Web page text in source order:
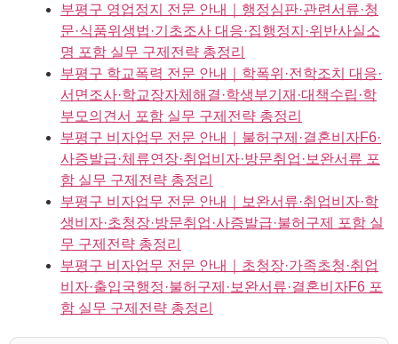
부평구 영업정지 전문 안내｜행정심판·관련서류·청
문·식품위생법·기초조사 대응·집행정지·위반사실소
명 포함 실무 구제전략 총정리
부평구 학교폭력 전문 안내｜학폭위·전학조치 대응·
서면조사·학교장자체해결·학생부기재·대책수립·학
부모의견서 포함 실무 구제전략 총정리
부평구 비자업무 전문 안내｜불허구제·결혼비자F6·
사증발급·체류연장·취업비자·방문취업·보완서류 포
함 실무 구제전략 총정리
부평구 비자업무 전문 안내｜보완서류·취업비자·학
생비자·초청장·방문취업·사증발급·불허구제 포함 실
무 구제전략 총정리
부평구 비자업무 전문 안내｜초청장·가족초청·취업
비자·출입국행정·불허구제·보완서류·결혼비자F6 포
함 실무 구제전략 총정리